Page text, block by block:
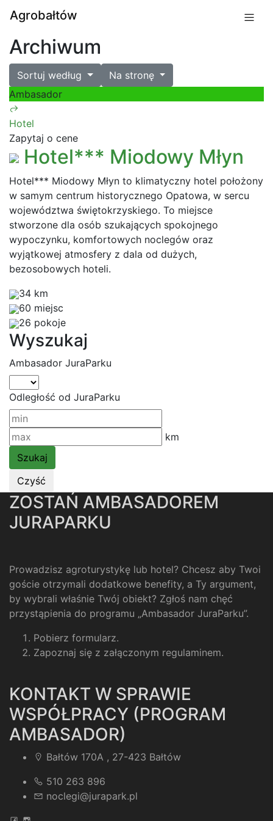
Agrobałtów
Archiwum
Sortuj według
Na stronę
Ambasador
Hotel
Zapytaj o cene
Hotel*** Miodowy Młyn
Hotel*** Miodowy Młyn to klimatyczny hotel położony
w samym centrum historycznego Opatowa, w sercu
województwa świętokrzyskiego. To miejsce
stworzone dla osób szukających spokojnego
wypoczynku, komfortowych noclegów oraz
wyjątkowej atmosfery z dala od dużych,
bezosobowych hoteli.
34 km
60 miejsc
26 pokoje
Wyszukaj
Ambasador JuraParku
Odległość od JuraParku
km
ZOSTAŃ AMBASADOREM
JURAPARKU
Prowadzisz agroturystykę lub hotel? Chcesz aby Twoi
goście otrzymali dodatkowe benefity, a Ty argument,
by wybrali właśnie Twój obiekt? Zgłoś nam chęć
przystąpienia do programu „Ambasador JuraParku”.
Pobierz formularz.
Zapoznaj się z załączonym regulaminem.
KONTAKT W SPRAWIE
WSPÓŁPRACY (PROGRAM
AMBASADOR)
Bałtów 170A , 27-423 Bałtów
510 263 896
noclegi@jurapark.pl